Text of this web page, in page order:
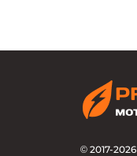
© 2017-2026